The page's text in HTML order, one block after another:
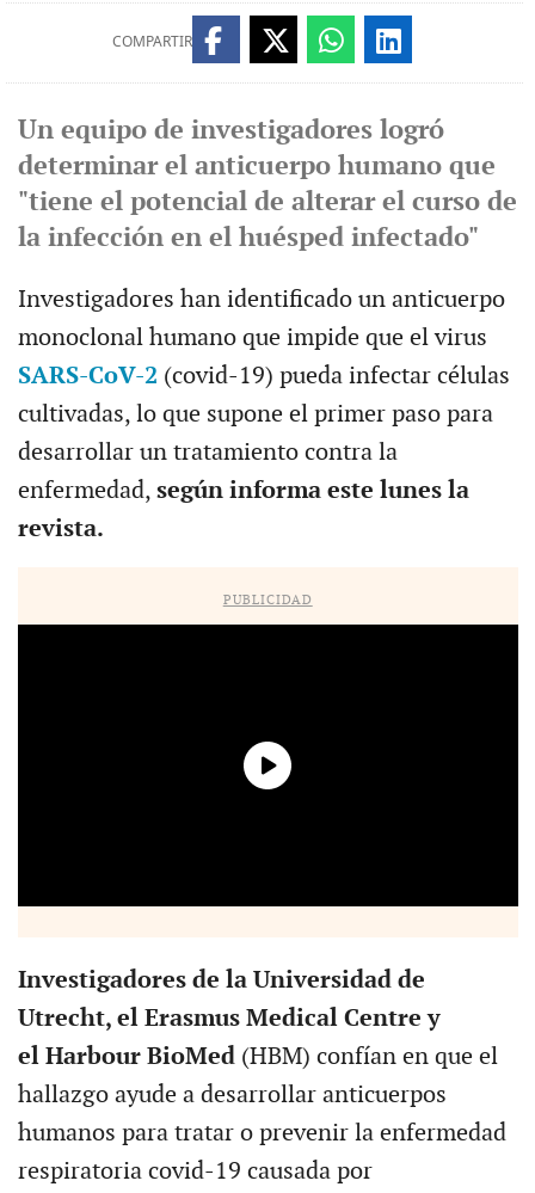
COMPARTIR
Un equipo de investigadores logró
determinar el anticuerpo humano que
"tiene el potencial de alterar el curso de
la infección en el huésped infectado"
Investigadores han identificado un anticuerpo
monoclonal humano que impide que el virus
SARS-CoV-2 (covid-19) pueda infectar células
cultivadas, lo que supone el primer paso para
desarrollar un tratamiento contra la
enfermedad, según informa este lunes la
revista.
PUBLICIDAD
Investigadores de la Universidad de
Utrecht, el Erasmus Medical Centre y
el Harbour BioMed (HBM) confían en que el
hallazgo ayude a desarrollar anticuerpos
humanos para tratar o prevenir la enfermedad
respiratoria covid-19 causada por